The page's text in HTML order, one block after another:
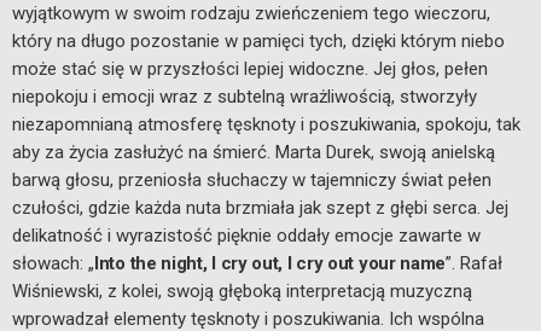
wyjątkowym w swoim rodzaju zwieńczeniem tego wieczoru,
który na długo pozostanie w pamięci tych, dzięki którym niebo
może stać się w przyszłości lepiej widoczne. Jej głos, pełen
niepokoju i emocji wraz z subtelną wrażliwością, stworzyły
niezapomnianą atmosferę tęsknoty i poszukiwania, spokoju, tak
aby za życia zasłużyć na śmierć. Marta Durek, swoją anielską
barwą głosu, przeniosła słuchaczy w tajemniczy świat pełen
czułości, gdzie każda nuta brzmiała jak szept z głębi serca. Jej
delikatność i wyrazistość pięknie oddały emocje zawarte w
słowach: „Into the night, I cry out, I cry out your name”. Rafał
Wiśniewski, z kolei, swoją głęboką interpretacją muzyczną
wprowadzał elementy tęsknoty i poszukiwania. Ich wspólna